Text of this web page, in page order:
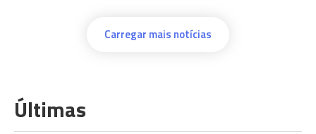
Carregar mais notícias
Últimas